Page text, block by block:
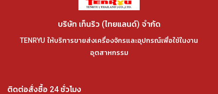
บริษัท เท็นริว (ไทยแลนด์) จำกัด
TENRYU ให้บริการขายส่งเครื่องจักรและอุปกรณ์เพื่อใช้ในงาน
อุตสาหกรรม
ติดต่อสั่งซื้อ 24 ชั่วโมง